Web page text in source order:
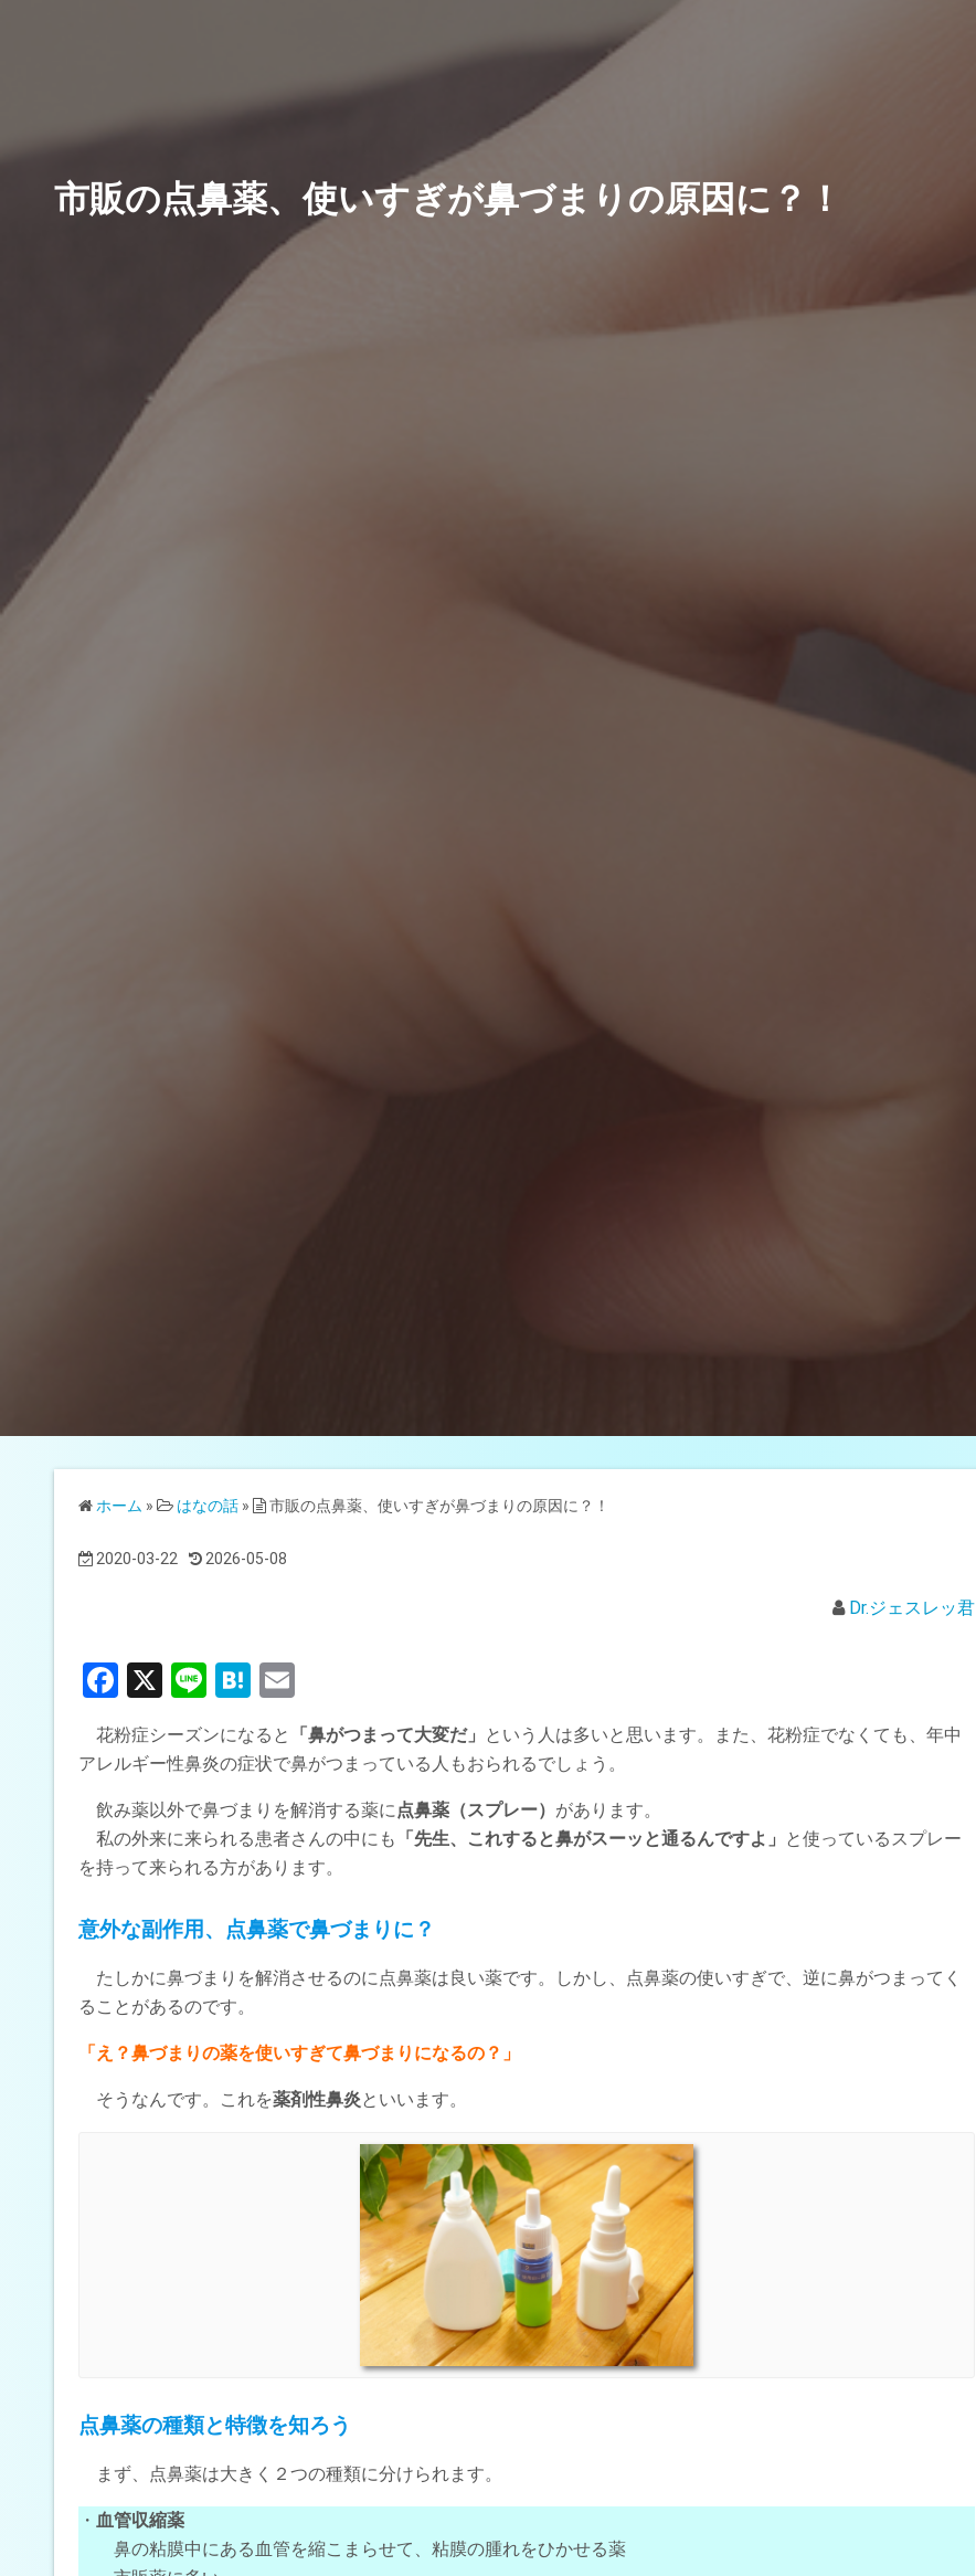
市販の点鼻薬、使いすぎが鼻づまりの原因に？！
ホーム » はなの話 » 市販の点鼻薬、使いすぎが鼻づまりの原因に？！
2020-03-22 2026-05-08
Dr.ジェスレッ君
F
a
ce
o
o
X
Li
e
H
e
n
a
m
ail
花粉症シーズンになると 「鼻がつまって大変だ」 という人は多いと思います。また、花粉症でなくても、年中
アレルギー性鼻炎の症状で鼻がつまっている人もおられるでしょう。
飲み薬以外で鼻づまりを解消する薬に 点鼻薬（スプレー） があります。
私の外来に来られる患者さんの中にも 「先生、これすると鼻がスーッと通るんですよ」 と使っているスプレー
を持って来られる方があります。
意外な副作用、点鼻薬で鼻づまりに？
たしかに鼻づまりを解消させるのに点鼻薬は良い薬です。しかし、点鼻薬の使いすぎで、逆に鼻がつまってく
ることがあるのです。
「え？鼻づまりの薬を使いすぎて鼻づまりになるの？」
そうなんです。これを薬剤性鼻炎といいます。
点鼻薬の種類と特徴を知ろう
まず、点鼻薬は大きく２つの種類に分けられます。
・ 血管収縮薬
鼻の粘膜中にある血管を縮こまらせて、粘膜の腫れをひかせる薬